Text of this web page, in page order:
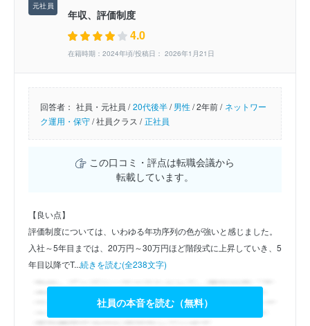
年収、評価制度
4.0
在籍時期：2024年頃/投稿日： 2026年1月21日
回答者： 社員・元社員 / 20代後半/男性/2年前 / ネットワー
ク運用・保守/社員クラス / 正社員
この口コミ・評点は転職会議から
転載しています。
【良い点】
評価制度については、いわゆる年功序列の色が強いと感じました。
入社～5年目までは、20万円～30万円ほど階段式に上昇していき、5
年目以降でT...続きを読む(全238文字)
社員の本音を読む（無料）